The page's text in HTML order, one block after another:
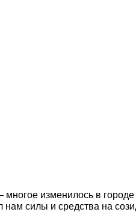
изменилось в городе
силы и средства на